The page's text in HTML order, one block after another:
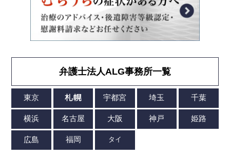
弁護士法人ALG事務所一覧